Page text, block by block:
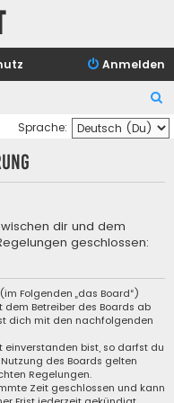
Anmelden
u
c
Sprache:
dir und dem
geschlossen:
Folgenden „das Board“)
Betreiber des Boards ab
dich mit den nachfolgenden
bist, so darfst du
des Boards gelten
Regelungen.
Zeit geschlossen und kann